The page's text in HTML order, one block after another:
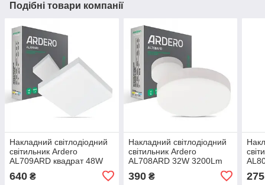
Подібні товари компанії
Накладний світлодіодний
світильник Ardero
AL709ARD квадрат 48W
300*300*40mm
640 ₴
Накладний світлодіодний
світильник Ardero
AL708ARD 32W 3200Lm
390₴ 275